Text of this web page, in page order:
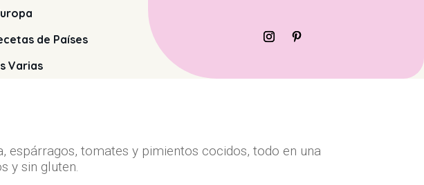
de Países
Varias
espárragos, tomates y pimientos cocidos, todo en una
y sin gluten.